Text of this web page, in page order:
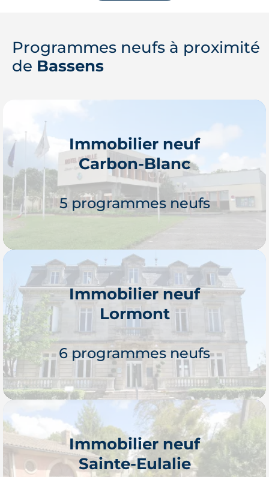
Programmes neufs à proximité
de Bassens
Immobilier neuf
Carbon-Blanc
5 programmes neufs
Immobilier neuf
Lormont
6 programmes neufs
Je découvre
Immobilier neuf
Sainte-Eulalie